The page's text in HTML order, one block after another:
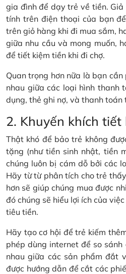
gia đình để dạy trẻ về tiền.
tính trên điện thoại của bạn
trên giỏ hàng khi đi mua sắm,
giữa nhu cầu và mong muốn,
để tiết kiệm tiền khi đi chợ.
Quan trọng hơn nữa là bạn
nhau giữa các loại hình thanh
dụng, thẻ ghi nợ, và thanh toán
2. Khuyến khích tiết
Thật khó để bảo trẻ không
tặng (như tiền sinh nhật, tiền
chúng luôn bị cám dỗ bởi các
Hãy từ từ phân tích cho trẻ
hơn sẽ giúp chúng mua được
đó chúng sẽ hiểu lợi ích của
tiêu tiền.
Hãy tạo cơ hội để trẻ kiếm
phép dùng internet để so
nhau giữa các sản phẩm đắt
được hướng dẫn để cắt các